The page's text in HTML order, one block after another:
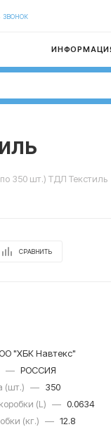
ЗВОНОК
350 шт.) ТДЛ Текстиль
СРАВНИТЬ
"ХБК Навтекс"
— РОССИЯ
(шт.) — 350
(L) — 0.0634
(кг.) — 12.8